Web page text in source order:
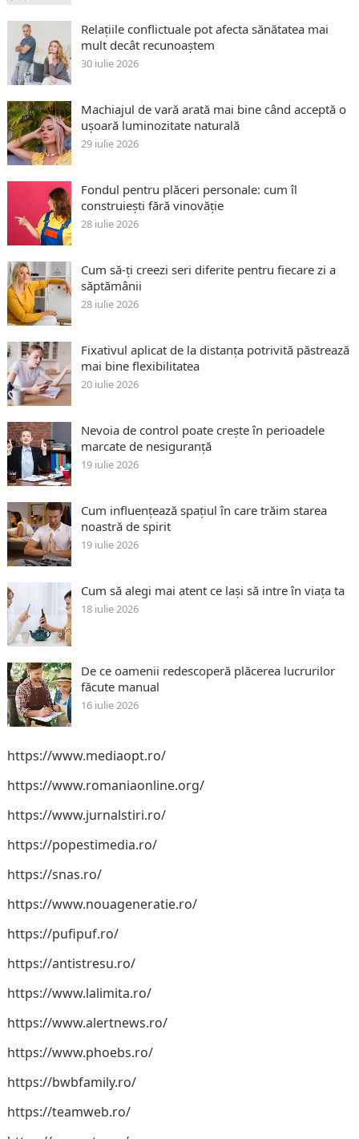
Relațiile conflictuale pot afecta sănătatea mai
mult decât recunoaștem
30 iulie 2026
Machiajul de vară arată mai bine când acceptă o
ușoară luminozitate naturală
29 iulie 2026
Fondul pentru plăceri personale: cum îl
construiești fără vinovăție
28 iulie 2026
Cum să-ți creezi seri diferite pentru fiecare zi a
săptămânii
28 iulie 2026
Fixativul aplicat de la distanța potrivită păstrează
mai bine flexibilitatea
20 iulie 2026
Nevoia de control poate crește în perioadele
marcate de nesiguranță
19 iulie 2026
Cum influențează spațiul în care trăim starea
noastră de spirit
19 iulie 2026
Cum să alegi mai atent ce lași să intre în viața ta
18 iulie 2026
De ce oamenii redescoperă plăcerea lucrurilor
făcute manual
16 iulie 2026
https://www.mediaopt.ro/
https://www.romaniaonline.org/
https://www.jurnalstiri.ro/
https://popestimedia.ro/
https://snas.ro/
https://www.nouageneratie.ro/
https://pufipuf.ro/
https://antistresu.ro/
https://www.lalimita.ro/
https://www.alertnews.ro/
https://www.phoebs.ro/
https://bwbfamily.ro/
https://teamweb.ro/